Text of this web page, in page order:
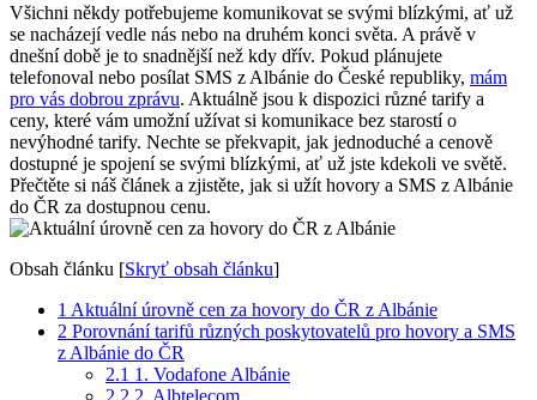
Všichni někdy​ potřebujeme komunikovat se svými blízkými, ať už
se nacházejí vedle nás nebo na druhém konci světa. ⁤A právě v
dnešní době je to snadnější než kdy dřív. Pokud⁣ plánujete
telefonoval nebo posílat SMS z Albánie do České republiky, mám
pro vás dobrou zprávu. Aktuálně ‌jsou k ⁣dispozici různé tarify a
ceny, které vám umožní užívat si komunikace bez⁤ starostí o​
nevýhodné tarify. ⁢Nechte se ‍překvapit, jak jednoduché a‌ cenově
dostupné je spojení ‌se svými blízkými, ⁤ať‌ už jste ​kdekoli ve světě.
Přečtěte si náš článek⁤ a zjistěte, jak si užít hovory a SMS z Albánie
do ČR​ za dostupnou cenu.
Obsah článku [Skryť obsah článku]
1 Aktuální úrovně cen za hovory‍ do ČR z Albánie
2 Porovnání tarifů ‌různých poskytovatelů ⁣pro hovory a SMS
z Albánie do ČR
2.1 1. Vodafone Albánie
2.2 2. Albtelecom